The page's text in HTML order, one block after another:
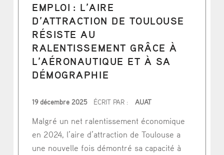
EMPLOI : L’AIRE
D’ATTRACTION DE TOULOUSE
RÉSISTE AU
RALENTISSEMENT GRÂCE À
L’AÉRONAUTIQUE ET À SA
DÉMOGRAPHIE
19 décembre 2025 ÉCRIT PAR : AUAT
Malgré un net ralentissement économique
en 2024, l’aire d’attraction de Toulouse a
une nouvelle fois démontré sa capacité à